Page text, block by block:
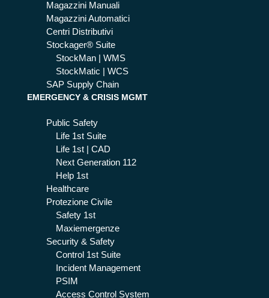
Magazzini Manuali
Magazzini Automatici
Centri Distributivi
Stockager® Suite
StockMan | WMS
StockMatic | WCS
SAP Supply Chain
EMERGENCY & CRISIS MGMT
Public Safety
Life 1st Suite
Life 1st | CAD
Next Generation 112
Help 1st
Healthcare
Protezione Civile
Safety 1st
Maxiemergenze
Security & Safety
Control 1st Suite
Incident Management
PSIM
Access Control System